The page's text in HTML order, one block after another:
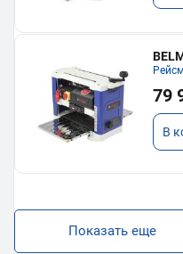
79
В
Показать еще